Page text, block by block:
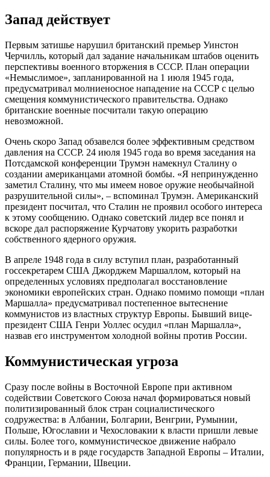
Запад действует
Первым затишье нарушил британский премьер Уинстон
Черчилль, который дал задание начальникам штабов оценить
перспективы военного вторжения в СССР. План операции
«Немыслимое», запланированной на 1 июля 1945 года,
предусматривал молниеносное нападение на СССР с целью
смещения коммунистического правительства. Однако
британские военные посчитали такую операцию
невозможной.
Очень скоро Запад обзавелся более эффективным средством
давления на СССР. 24 июля 1945 года во время заседания на
Потсдамской конференции Трумэн намекнул Сталину о
создании американцами атомной бомбы. «Я непринужденно
заметил Сталину, что мы имеем новое оружие необычайной
разрушительной силы», – вспоминал Трумэн. Американский
президент посчитал, что Сталин не проявил особого интереса
к этому сообщению. Однако советский лидер все понял и
вскоре дал распоряжение Курчатову укорить разработки
собственного ядерного оружия.
В апреле 1948 года в силу вступил план, разработанный
госсекретарем США Джорджем Маршаллом, который на
определенных условиях предполагал восстановление
экономики европейских стран. Однако помимо помощи «план
Маршалла» предусматривал постепенное вытеснение
коммунистов из властных структур Европы. Бывший вице-
президент США Генри Уоллес осудил «план Маршалла»,
назвав его инструментом холодной войны против России.
Коммунистическая угроза
Сразу после войны в Восточной Европе при активном
содействии Советского Союза начал формироваться новый
политизированный блок стран социалистического
содружества: в Албании, Болгарии, Венгрии, Румынии,
Польше, Югославии и Чехословакии к власти пришли левые
силы. Более того, коммунистическое движение набрало
популярность и в ряде государств Западной Европы – Италии,
Франции, Германии, Швеции.